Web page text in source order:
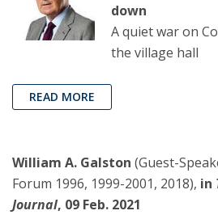
down
A quiet war on
the village hall
READ MORE
William A. Galston (Guest-
Forum 1996, 1999-2001, 2018), in
Journal, 09 Feb. 2021